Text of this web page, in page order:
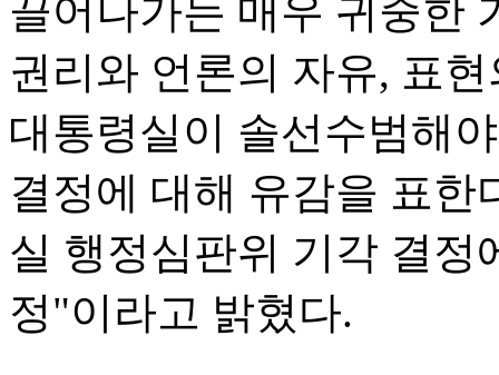
끌어나가는 매우 귀중한
권리와 언론의 자유, 표
대통령실이 솔선수범해
결정에 대해 유감을 표
실 행정심판위 기각 결정
정"이라고 밝혔다.